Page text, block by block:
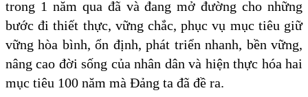
trong 1 năm qua đã và đang mở đường cho những
bước đi thiết thực, vững chắc, phục vụ mục tiêu giữ
vững hòa bình, ổn định, phát triển nhanh, bền vững,
nâng cao đời sống của nhân dân và hiện thực hóa hai
mục tiêu 100 năm mà Đảng ta đã đề ra.